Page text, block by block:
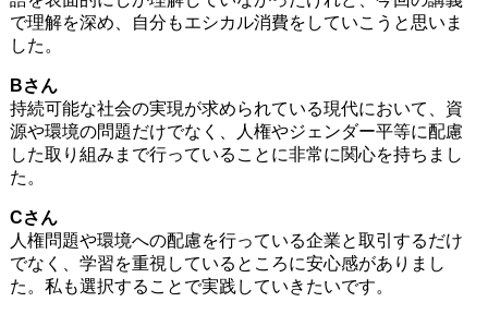
で理解を深め、自分もエシカル消費をしていこうと思いま
した。
Bさん
持続可能な社会の実現が求められている現代において、資
源や環境の問題だけでなく、人権やジェンダー平等に配慮
した取り組みまで行っていることに非常に関心を持ちまし
た。
Cさん
人権問題や環境への配慮を行っている企業と取引するだけ
でなく、学習を重視しているところに安心感がありまし
た。私も選択することで実践していきたいです。